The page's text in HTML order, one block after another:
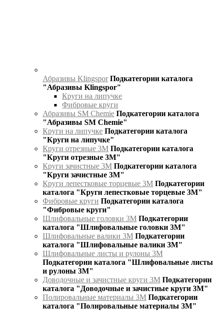
Абразивы Klingspor Подкатегории каталога
"Абразивы Klingspor"
Круги на липучке
Фибровые круги
Абразивы SM Chemie Подкатегории каталога
"Абразивы SM Chemie"
Круги на липучке Подкатегории каталога
"Круги на липучке"
Круги отрезные 3М Подкатегории каталога
"Круги отрезные 3М"
Круги зачистные 3М Подкатегории каталога
"Круги зачистные 3М"
Круги лепестковые торцевые 3М Подкатегории
каталога "Круги лепестковые торцевые 3М"
Фибровые круги Подкатегории каталога
"Фибровые круги"
Шлифовальные головки 3М Подкатегории
каталога "Шлифовальные головки 3М"
Шлифовальные валики 3М Подкатегории
каталога "Шлифовальные валики 3М"
Шлифовальные листы и рулоны 3М
Подкатегории каталога "Шлифовальные листы
и рулоны 3М"
Доводочные и зачистные круги 3М Подкатегории
каталога "Доводочные и зачистные круги 3М"
Полировальные материалы 3М Подкатегории
каталога "Полировальные материалы 3М"